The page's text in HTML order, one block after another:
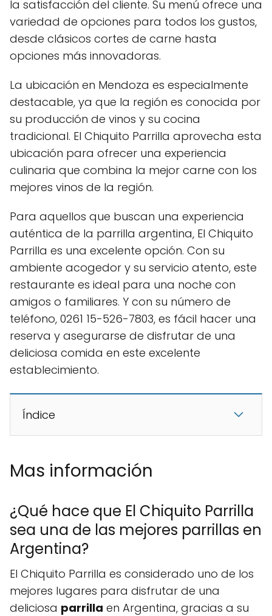
la satisfacción del cliente. Su menú ofrece una
variedad de opciones para todos los gustos,
desde clásicos cortes de carne hasta
opciones más innovadoras.
La ubicación en Mendoza es especialmente
destacable, ya que la región es conocida por
su producción de vinos y su cocina
tradicional. El Chiquito Parrilla aprovecha esta
ubicación para ofrecer una experiencia
culinaria que combina la mejor carne con los
mejores vinos de la región.
Para aquellos que buscan una experiencia
auténtica de la parrilla argentina, El Chiquito
Parrilla es una excelente opción. Con su
ambiente acogedor y su servicio atento, este
restaurante es ideal para una noche con
amigos o familiares. Y con su número de
teléfono, 0261 15-526-7803, es fácil hacer una
reserva y asegurarse de disfrutar de una
deliciosa comida en este excelente
establecimiento.
Índice
Mas información
¿Qué hace que El Chiquito Parrilla
sea una de las mejores parrillas en
Argentina?
El Chiquito Parrilla es considerado uno de los
mejores lugares para disfrutar de una
deliciosa parrilla en Argentina, gracias a su